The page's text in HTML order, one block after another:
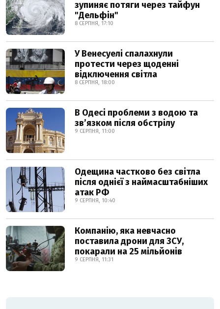
зупиняє потяги через тайфун
"Дельфін"
8 СЕРПНЯ, 17:10
У Венесуелі спалахнули
протести через щоденні
відключення світла
8 СЕРПНЯ, 18:00
В Одесі проблеми з водою та
звʼязком після обстрілу
9 СЕРПНЯ, 11:00
Одещина частково без світла
після однієї з наймасштабніших
атак РФ
9 СЕРПНЯ, 10:40
Компанію, яка невчасно
поставила дрони для ЗСУ,
покарали на 25 мільйонів
9 СЕРПНЯ, 11:31